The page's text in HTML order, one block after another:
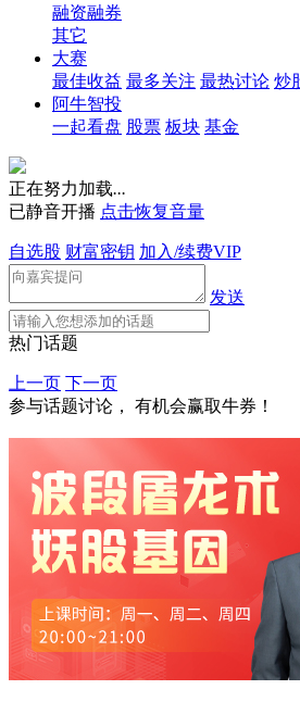
融资融券
其它
大赛
最佳收益 最多关注 最热讨论 炒
阿牛智投
一起看盘 股票 板块 基金
正在努力加载...
已静音开播 点击恢复音量
自选股 财富密钥 加入/续费VIP
发送
热门话题
上一页 下一页
参与话题讨论， 有机会赢取牛券！